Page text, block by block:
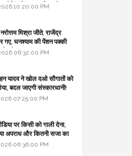
में हुए क्रांतिकारी
10:20:00 PM
मिश्रा जीते, राजेंद्र
गए, घनश्याम की पेंशन पक्की
बैक टू...
06:32:00 PM
यादव ने खोल दओ सौगातों को
बदल जाएगी संस्कारधानी!
07:25:00 PM
पर किसी को गाली देना,
अपराध और कितनी सजा का
- free legal advice
06:36:00 PM